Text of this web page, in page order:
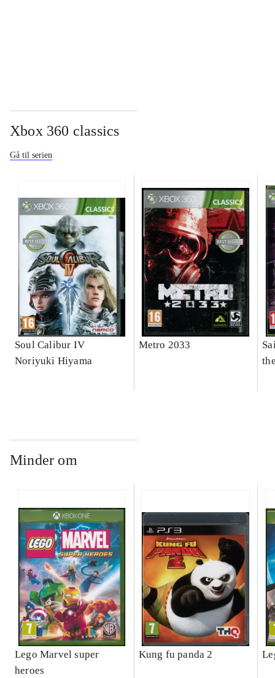
Xbox 360 classics
Gå til serien
Soul Calibur IV
Noriyuki Hiyama
Metro 2033
Minder om
Lego Marvel super
heroes
Kung fu panda 2